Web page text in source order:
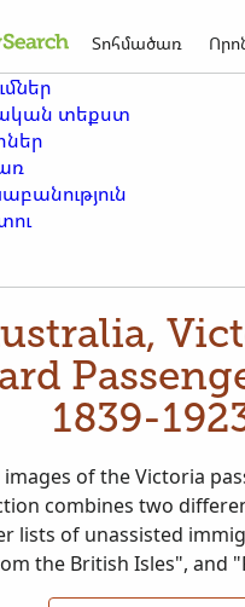
Տոհմածառ
տեքստ
1839-
of the Victoria
combines two
lists of unassisted
the British Isles", and
Victoria from foreign